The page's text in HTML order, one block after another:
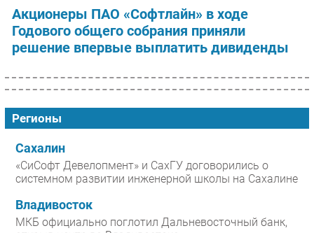
Акционеры ПАО «Софтлайн» в ходе
Годового общего собрания приняли
решение впервые выплатить дивиденды
Регионы
Сахалин
«СиСофт Девелопмент» и СахГУ договорились о
системном развитии инженерной школы на Сахалине
Владивосток
МКБ официально поглотил Дальневосточный банк,